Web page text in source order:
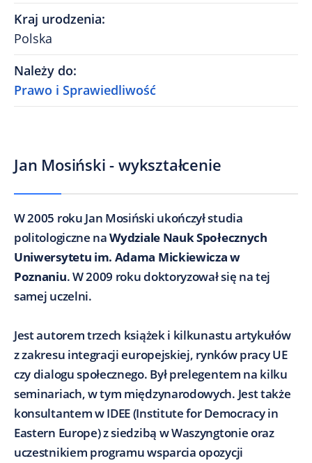
Kraj urodzenia:
Polska
Należy do:
Prawo i Sprawiedliwość
Jan Mosiński - wykształcenie
W 2005 roku Jan Mosiński ukończył studia
politologiczne naWydziale Nauk Społecznych
Uniwersytetu im. Adama Mickiewicza w
Poznaniu. W 2009 roku doktoryzował się na tej
samej uczelni.
Jest autorem trzech książek i kilkunastu artykułów
z zakresu integracji europejskiej, rynków pracy UE
czy dialogu społecznego. Był prelegentem na kilku
seminariach, w tym międzynarodowych. Jest także
konsultantem w IDEE (Institute for Democracy in
Eastern Europe) z siedzibą w Waszyngtonie oraz
uczestnikiem programu wsparcia opozycji